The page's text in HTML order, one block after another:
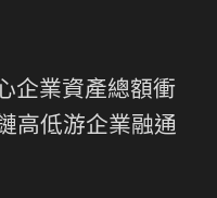
企業資產總額衝
高低游企業融通